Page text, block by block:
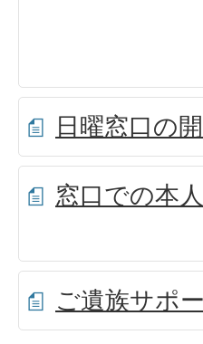
日曜窓口の
窓口での本
ご遺族サポ